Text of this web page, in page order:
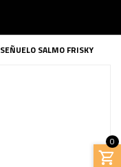
0
SEÑUELO SALMO FRISKY